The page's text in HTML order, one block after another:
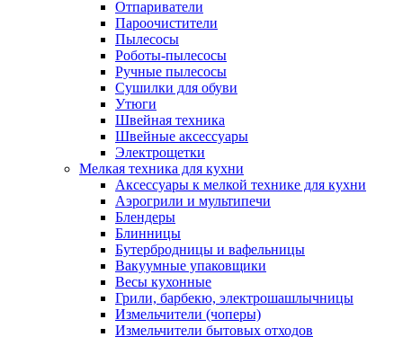
Отпариватели
Пароочистители
Пылесосы
Роботы-пылесосы
Ручные пылесосы
Сушилки для обуви
Утюги
Швейная техника
Швейные аксессуары
Электрощетки
Мелкая техника для кухни
Аксессуары к мелкой технике для кухни
Аэрогрили и мультипечи
Блендеры
Блинницы
Бутербродницы и вафельницы
Вакуумные упаковщики
Весы кухонные
Грили, барбекю, электрошашлычницы
Измельчители (чоперы)
Измельчители бытовых отходов